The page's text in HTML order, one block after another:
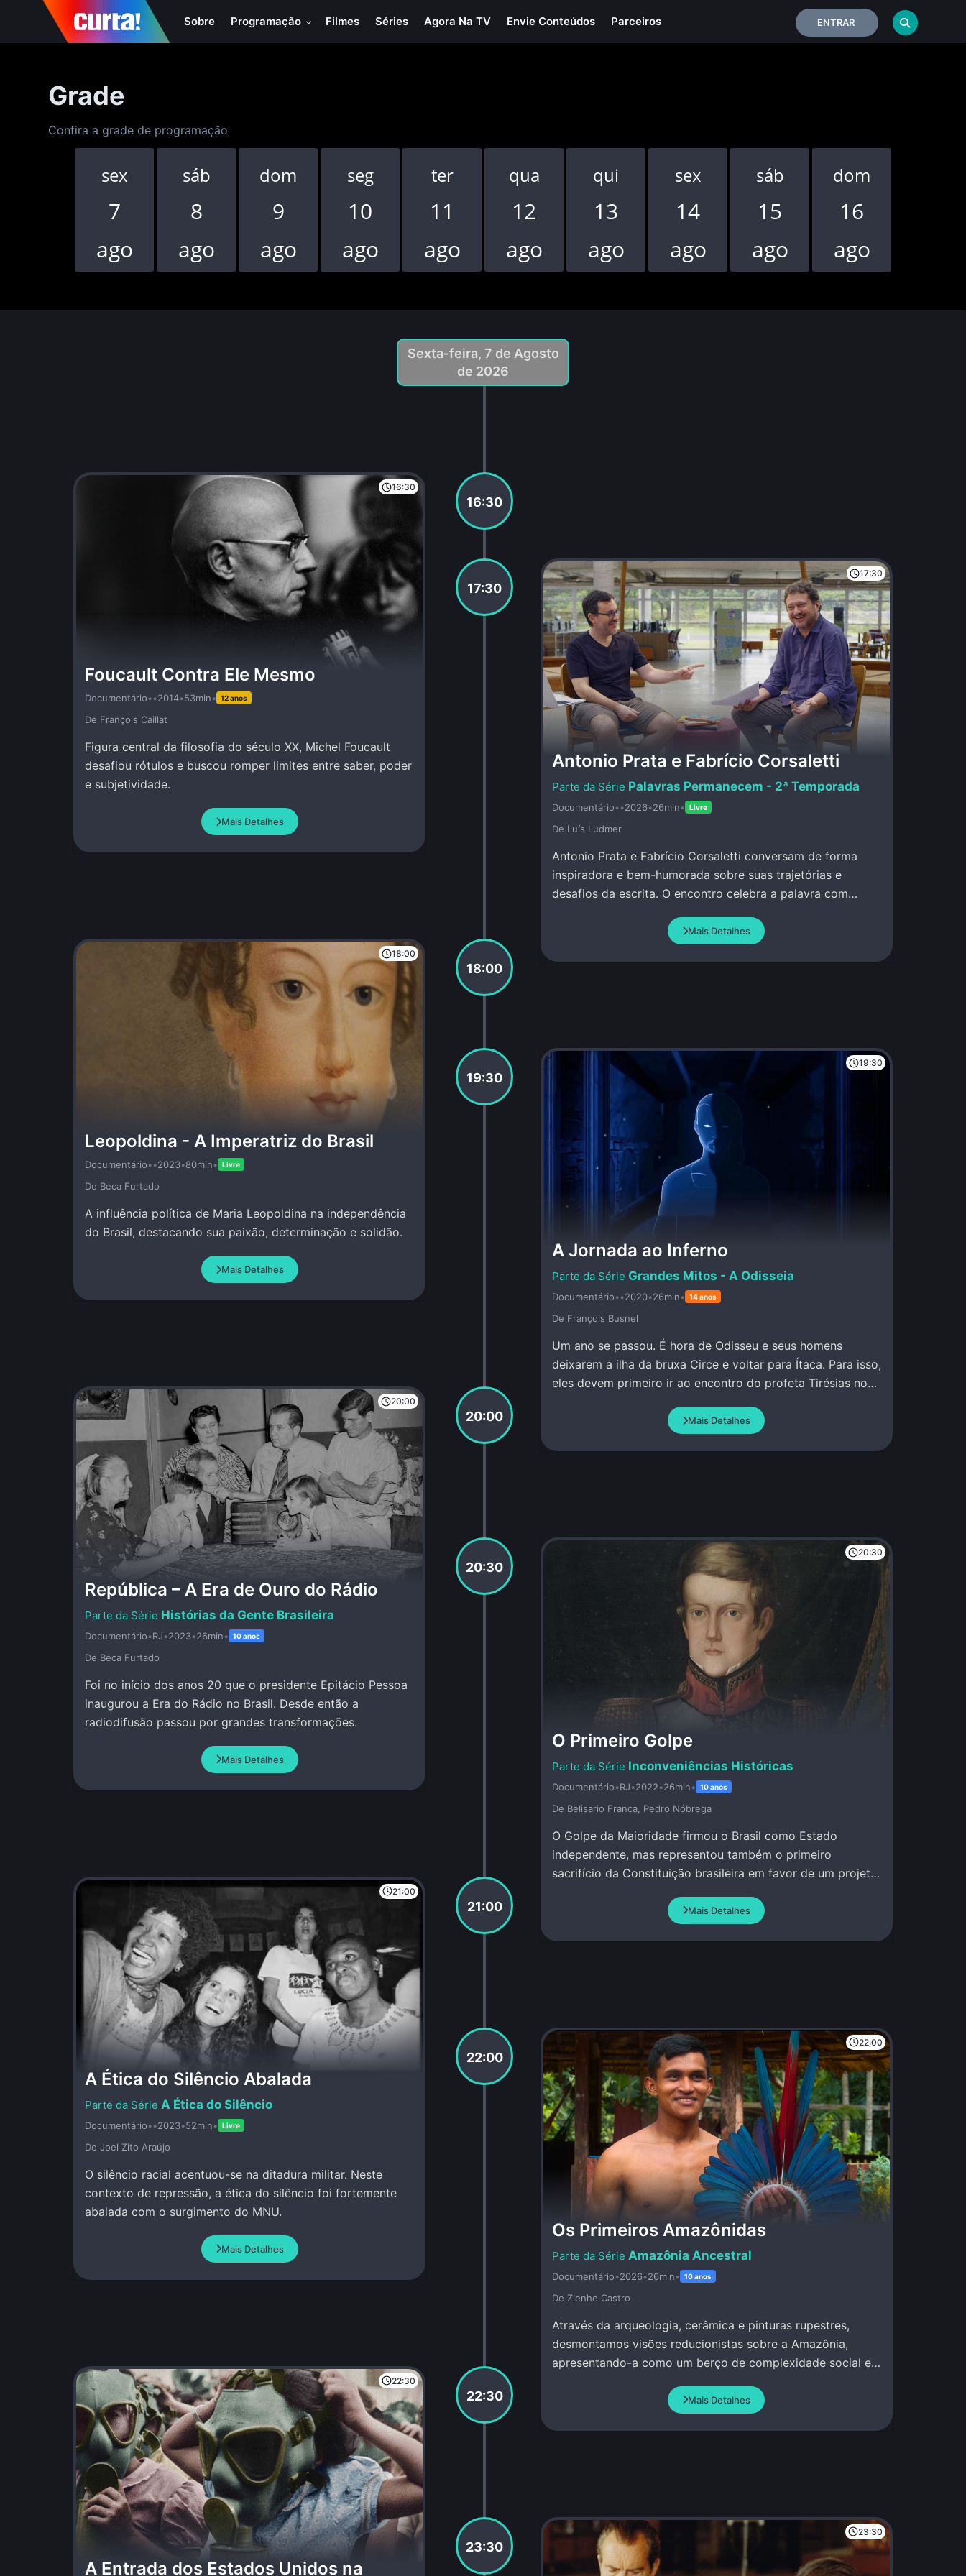
Sobre Programação Filmes Séries Agora Na TV Envie Conteúdos Parceiros ENTRAR
Grade
Confira a grade de programação
sex
7
ago
sáb
8
ago
dom
9
ago
seg
10
ago
ter
11
ago
qua
12
ago
qui
13
ago
sex
14
ago
sáb
15
ago
dom
16
ago
Sexta-feira, 7 de Agosto
de 2026
16:30
16:30
Foucault Contra Ele Mesmo
Documentário••2014•53min• 12 anos
De François Caillat
Figura central da filosofia do século XX, Michel Foucault
desafiou rótulos e buscou romper limites entre saber, poder
e subjetividade.
Mais Detalhes
17:30
17:30
Antonio Prata e Fabrício Corsaletti
Palavras Permanecem - 2ª Temporada
Documentário••2026•26min• Livre
De Luí­s Ludmer
Antonio Prata e Fabrício Corsaletti conversam de forma
inspiradora e bem-humorada sobre suas trajetórias e
desafios da escrita. O encontro celebra a palavra com
Mais Detalhes
18:00
18:00
Leopoldina - A Imperatriz do Brasil
Documentário••2023•80min• Livre
De Beca Furtado
A influência política de Maria Leopoldina na independência
do Brasil, destacando sua paixão, determinação e solidão.
Mais Detalhes
19:30
19:30
A Jornada ao Inferno
Grandes Mitos - A Odisseia
Documentário••2020•26min• 14 anos
De François Busnel
Um ano se passou. É hora de Odisseu e seus homens
deixarem a ilha da bruxa Circe e voltar para Ítaca. Para isso,
eles devem primeiro ir ao encontro do profeta Tirésias no
Mais Detalhes
20:00
20:00
República – A Era de Ouro do Rádio
Histórias da Gente Brasileira
Documentário•RJ•2023•26min• 10 anos
De Beca Furtado
Foi no início dos anos 20 que o presidente Epitácio Pessoa
inaugurou a Era do Rádio no Brasil. Desde então a
radiodifusão passou por grandes transformações.
Mais Detalhes
20:30
20:30
O Primeiro Golpe
Inconveniências Históricas
Documentário•RJ•2022•26min• 10 anos
De Belisario Franca, Pedro Nóbrega
O Golpe da Maioridade firmou o Brasil como Estado
independente, mas representou também o primeiro
sacrifício da Constituição brasileira em favor de um projeto
Mais Detalhes
21:00
21:00
A Ética do Silêncio Abalada
A Ética do Silêncio
Documentário••2023•52min• Livre
De Joel Zito Araújo
O silêncio racial acentuou-se na ditadura militar. Neste
contexto de repressão, a ética do silêncio foi fortemente
abalada com o surgimento do MNU.
Mais Detalhes
22:00
22:00
Os Primeiros Amazônidas
Amazônia Ancestral
Documentário•2026•26min• 10 anos
De Zienhe Castro
Através da arqueologia, cerâmica e pinturas rupestres,
desmontamos visões reducionistas sobre a Amazônia,
apresentando-a como um berço de complexidade social e
Mais Detalhes
22:30
22:30
A Entrada dos Estados Unidos na
23:30
23:30